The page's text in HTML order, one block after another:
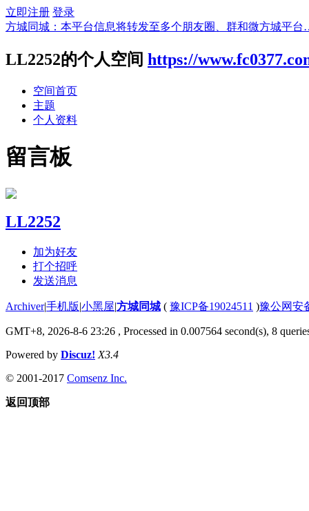
立即注册 登录
方城同城：本平台信息将转发至多个朋友圈、群和微方城平
LL2252的个人空间 https://
空间首页
主题
个人资料
留言板
LL2252
加为好友
打个招呼
发送消息
Archiver|手机版|小黑屋|方城同城 ( 豫ICP备19024511 )豫公网安
GMT+8, 2026-8-6 23:26 , Processed in 0.007564 second(s), 8
Powered by Discuz! X3.4
© 2001-2017 Comsenz Inc.
返回顶部